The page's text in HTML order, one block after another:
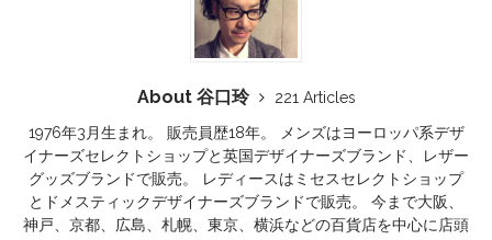
About 谷口玲
221 Articles
1976年3月生まれ。 販売員歴18年。 メンズはヨーロッパ系デザ
イナーズセレクトショップと英国デザイナーズブランド、レザー
グッズブランドで販売。 レディースはミセスセレクトショップ
とドメスティックデザイナーズブランドで販売。 今まで大阪、
神戸、京都、広島、札幌、東京、横浜などの百貨店を中心に店頭